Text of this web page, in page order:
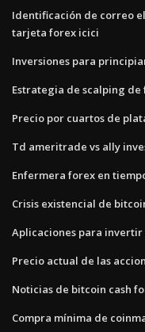
Identificación de correo
tarjeta forex icici
Inversiones para
Estrategia de scalping de
Precio por cuartos de
Td ameritrade vs ally
Enfermera forex en
Crisis existencial de
Aplicaciones para invertir
Precio actual de las
Noticias de bitcoin cash
Compra mínima de